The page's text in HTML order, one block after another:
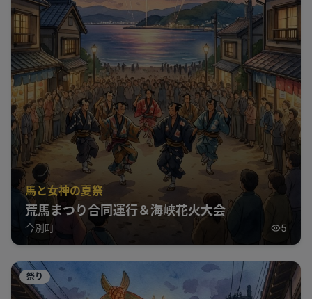
馬と女神の夏祭
荒馬まつり合同運行＆海峡花火大会
今別町 5
祭り